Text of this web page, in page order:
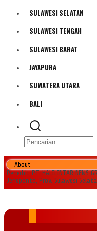
SULAWESI SELATAN
SULAWESI TENGAH
SULAWESI BARAT
JAYAPURA
SUMATERA UTARA
BALI
About
Penerbit PT. HALILINTAR
Jeneponto, Prov. Sulawesi